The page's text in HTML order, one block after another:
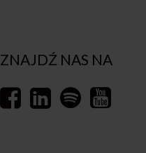
ZNAJDŹ NAS NA